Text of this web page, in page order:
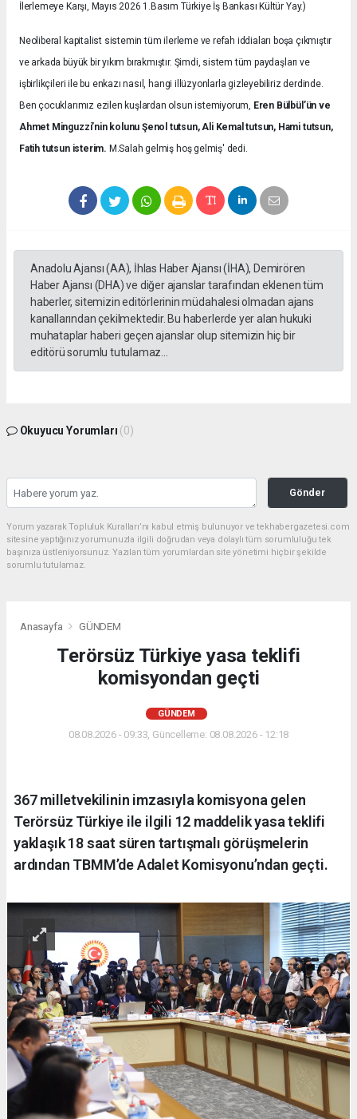
İlerlemeye Karşı, Mayıs 2026 1.Basım Türkiye İş Bankası Kültür Yay.)
Neoliberal kapitalist sistemin tüm ilerleme ve refah iddiaları boşa çıkmıştır
ve arkada büyük bir yıkım bırakmıştır. Şimdi, sistem tüm paydaşları ve
işbirlikçileri ile bu enkazı nasıl, hangi illüzyonlarla gizleyebiliriz derdinde.
Ben çocuklarımız ezilen kuşlardan olsun istemiyorum, Eren Bülbül’ün ve
Ahmet Minguzzi’nin kolunu Şenol tutsun, Ali Kemal tutsun, Hami tutsun,
Fatih tutsun isterim. M.Salah gelmiş hoş gelmiş' dedi.
Anadolu Ajansı (AA), İhlas Haber Ajansı (İHA), Demirören
Haber Ajansı (DHA) ve diğer ajanslar tarafından eklenen tüm
haberler, sitemizin editörlerinin müdahalesi olmadan ajans
kanallarından çekilmektedir. Bu haberlerde yer alan hukuki
muhataplar haberi geçen ajanslar olup sitemizin hiç bir
editörü sorumlu tutulamaz...
Okuyucu Yorumları (0)
Gönder
Yorum yazarak Topluluk Kuralları’nı kabul etmiş bulunuyor ve tekhabergazetesi.com
sitesine yaptığınız yorumunuzla ilgili doğrudan veya dolaylı tüm sorumluluğu tek
başınıza üstleniyorsunuz. Yazılan tüm yorumlardan site yönetimi hiçbir şekilde
sorumlu tutulamaz.
Anasayfa GÜNDEM
Terörsüz Türkiye yasa teklifi
komisyondan geçti
GÜNDEM
08.08.2026 - 09:33, Güncelleme: 08.08.2026 - 12:18
367 milletvekilinin imzasıyla komisyona gelen
Terörsüz Türkiye ile ilgili 12 maddelik yasa teklifi
yaklaşık 18 saat süren tartışmalı görüşmelerin
ardından TBMM’de Adalet Komisyonu’ndan geçti.